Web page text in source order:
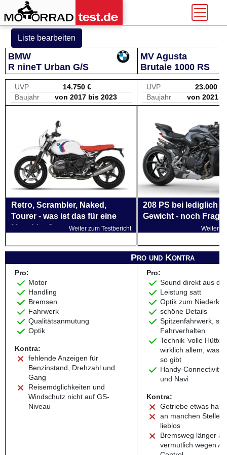
Liste bearbeiten
BMW
R nineT Urban G/S
MV Agusta
Brutale 1000 RS
UVP
14.750 €
Baujahr
von 2017 bis 2023
UVP
23.000 €
Baujahr
von 2021
Retro, Scrambler, Naked,
Tourer - was ist das für eine
Maschine?
Weiter zum Testbericht
208 PS bei lediglich
Gewicht - noch
Weiter
Pro und Kontra
Pro:
Motor
Handling
Bremsen
Fahrwerk
Qualitätsanmutung
Optik
Kontra:
fehlende Anzeigen für
Benzinstand, Drehzahl und
Gang
Reisemöglichkeiten und
Windschutz nicht auf GS-
Niveau
Pro:
Sound direkt aus
Leistung satt
Optik zum
schöne Details
Spitzenfahrwerk,
Fahrverhalten
Technik 'volle Hütte'
wirklich allem, was
so gibt
Handy-Connectivity
und Navi
Kontra:
Getriebe etwas
an manchen Stellen
lieblos
Bremsweg länger
vermutlich wegen